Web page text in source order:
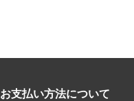
お支払い方法について